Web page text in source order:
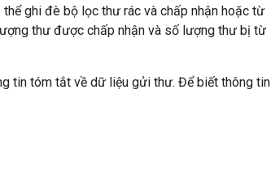
thể ghi đè bộ lọc thư rác và chấp nhận hoặc từ
thư được chấp nhận và số lượng thư bị từ
tin tóm tắt về dữ liệu gửi thư. Để biết thông tin